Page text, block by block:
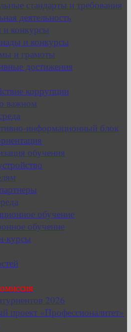
стандарты и требования
деятельность
конкурсы
и конкурсы
и грамоты
достижения
коррупции
важном
информационный блок
обучения
обучение
обучение
курсы
2026
проект «Профессионалитет»